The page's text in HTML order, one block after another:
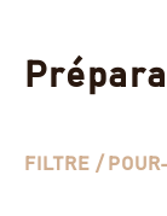
FILTRE /